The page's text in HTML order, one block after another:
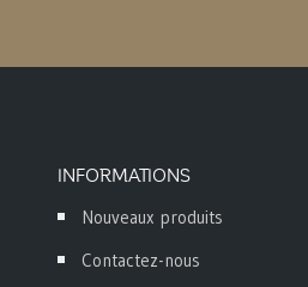
INFORMATIONS
Nouveaux produits
Contactez-nous